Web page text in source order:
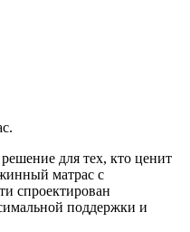
для тех, кто ценит
матрас с
спроектирован
поддержки и